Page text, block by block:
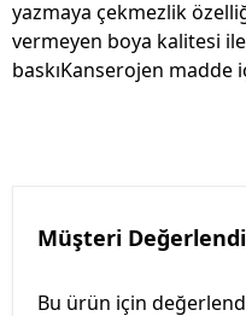
yazmaya çekmezlik
vermeyen boya kalitesi
baskıKanserojen
Müşteri
Bu ürün için